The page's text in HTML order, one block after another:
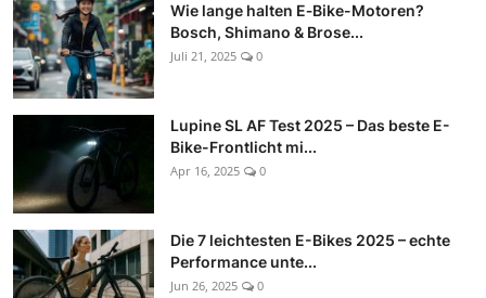
Wie lange halten E‑Bike-Motoren?
Bosch, Shimano & Brose...
Juli 21, 2025 0
Lupine SL AF Test 2025 – Das beste E-
Bike-Frontlicht mi...
Apr 16, 2025 0
Die 7 leichtesten E-Bikes 2025 – echte
Performance unte...
Jun 26, 2025 0